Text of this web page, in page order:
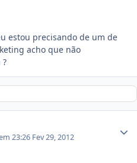
estou precisando de um de
acho que não
23:26 Fev 29, 2012